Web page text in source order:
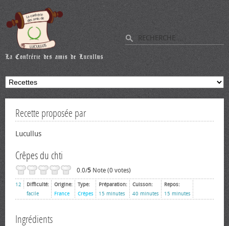
Recette proposée par
Lucullus
Crêpes du chti
0.0/5 Note (0 votes)
12
Difficulté:
facile
Origine:
France
Type:
Crêpes
Préparation:
15 minutes
Cuisson:
40 minutes
Repos:
15 minutes
Ingrédients